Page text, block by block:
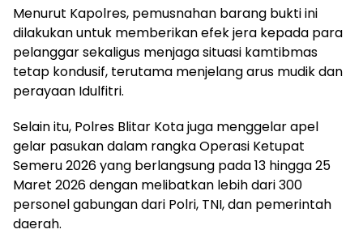
Menurut Kapolres, pemusnahan barang bukti ini
dilakukan untuk memberikan efek jera kepada para
pelanggar sekaligus menjaga situasi kamtibmas
tetap kondusif, terutama menjelang arus mudik dan
perayaan Idulfitri.
Selain itu, Polres Blitar Kota juga menggelar apel
gelar pasukan dalam rangka Operasi Ketupat
Semeru 2026 yang berlangsung pada 13 hingga 25
Maret 2026 dengan melibatkan lebih dari 300
personel gabungan dari Polri, TNI, dan pemerintah
daerah.